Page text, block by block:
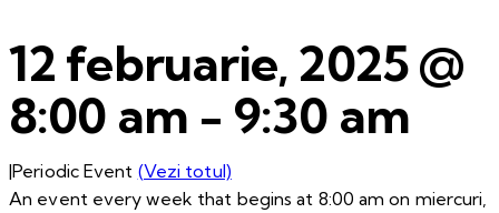
12 februarie, 2025 @
8:00 am - 9:30 am
|Periodic Event (Vezi totul)
An event every week that begins at 8:00 am on miercuri,